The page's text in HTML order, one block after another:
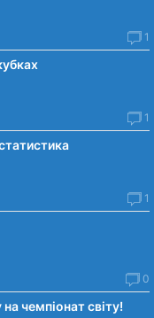
1
1
1
0
чемпіонат світу!